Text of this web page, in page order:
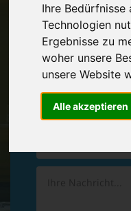
Ihre Bedürfnisse
Technologien
Ergebnisse zu
woher unsere
unsere Website
Alle akzeptieren
Hinterlassen Sie